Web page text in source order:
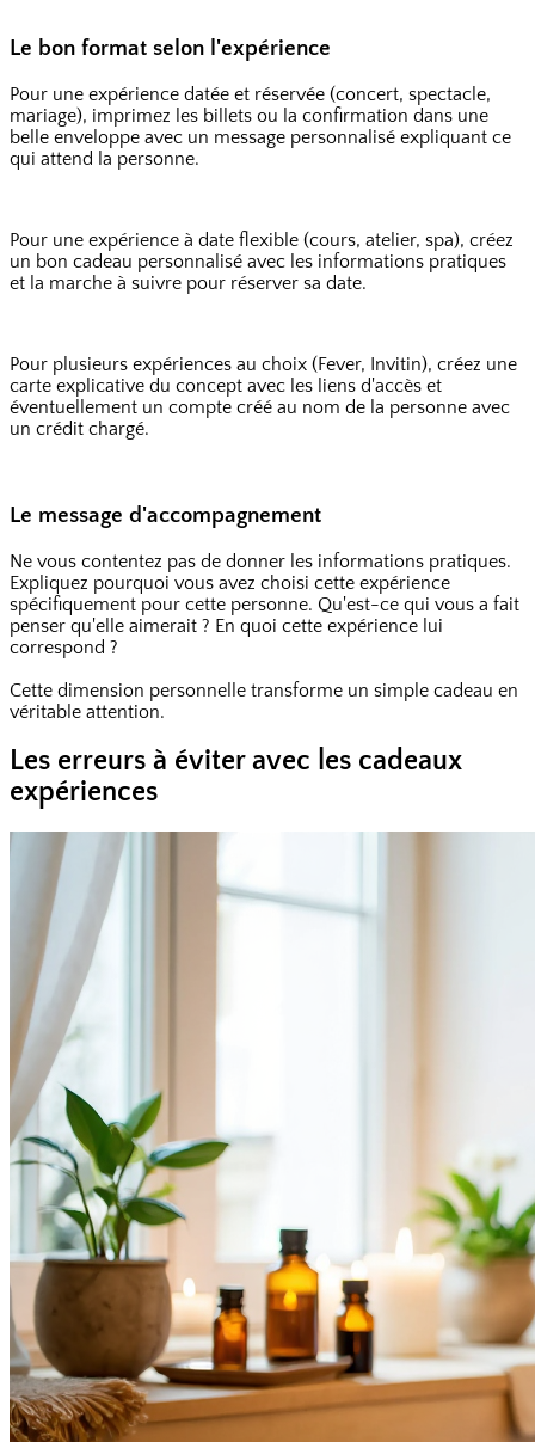
Le bon format selon l'expérience
Pour une expérience datée et réservée (concert, spectacle,
mariage), imprimez les billets ou la confirmation dans une
belle enveloppe avec un message personnalisé expliquant ce
qui attend la personne.
Pour une expérience à date flexible (cours, atelier, spa), créez
un bon cadeau personnalisé avec les informations pratiques
et la marche à suivre pour réserver sa date.
Pour plusieurs expériences au choix (Fever, Invitin), créez une
carte explicative du concept avec les liens d'accès et
éventuellement un compte créé au nom de la personne avec
un crédit chargé.
Le message d'accompagnement
Ne vous contentez pas de donner les informations pratiques.
Expliquez pourquoi vous avez choisi cette expérience
spécifiquement pour cette personne. Qu'est-ce qui vous a fait
penser qu'elle aimerait ? En quoi cette expérience lui
correspond ?
Cette dimension personnelle transforme un simple cadeau en
véritable attention.
Les erreurs à éviter avec les cadeaux
expériences